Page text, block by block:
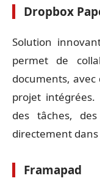
Dropbox
Solution
permet de
documents,
projet
des tâches,
directement
Framapad